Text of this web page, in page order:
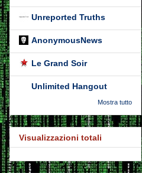
Unreported Truths
AnonymousNews
Le Grand Soir
Unlimited Hangout
Mostra tutto
Visualizzazioni totali